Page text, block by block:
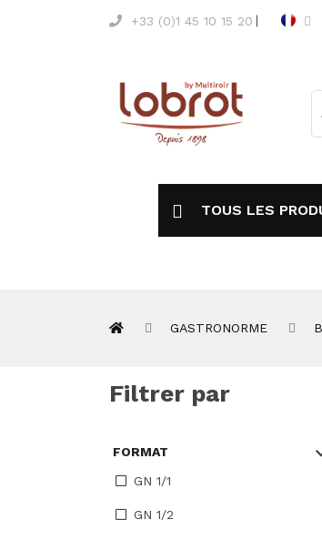
+33 (0)1 45 10 15 20
TOUS LES
GASTRONORME
Filtrer par
FORMAT
GN 1/1
GN 1/2